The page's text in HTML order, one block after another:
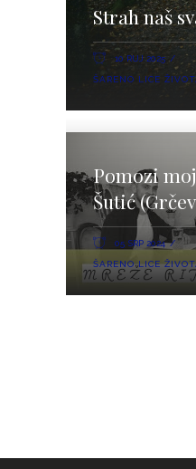
Strah naš
10 RUJ 2025
ŠARENO LICE
Pomozi
Šutić
05 SRP 2024
ŠARENO LICE